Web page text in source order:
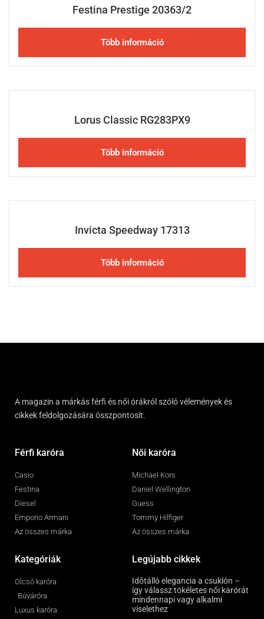
Festina Prestige 20363/2
Több információ
Lorus Classic RG283PX9
Több információ
Invicta Speedway 17313
Több információ
A magazin a márkás férfi és női órákról szóló vélemények és
cikkek feldolgozására összpontosít.
Férfi karóra
Casio
Festina
Diesel
Emporio Armani
Az összes márka
Női karóra
Michael Kors
Daniel Wellington
Guess
Tommy Hilfiger
Az összes márka
Kategóriák
Olcsó karóra
Búváróra
Luxus karóra
Legújabb cikkek
Időtálló elegancia a csuklón –
így válassz tökéletes női karórát
mindennapi vagy alkalmi
viselethez